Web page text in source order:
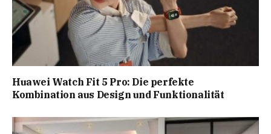
Huawei Watch Fit 5 Pro: Die perfekte
Kombination aus Design und Funktionalität